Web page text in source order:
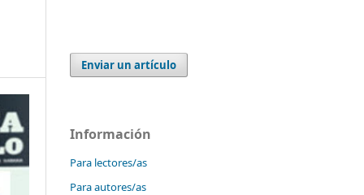
Enviar un artículo
Información
Para lectores/as
Para autores/as